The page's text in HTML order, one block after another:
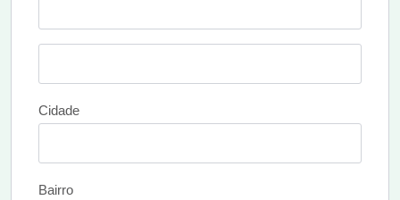
Cidade
Bairro